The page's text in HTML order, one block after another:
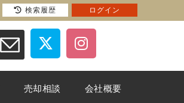
売却相談 会社概要
検索履歴 ログイン